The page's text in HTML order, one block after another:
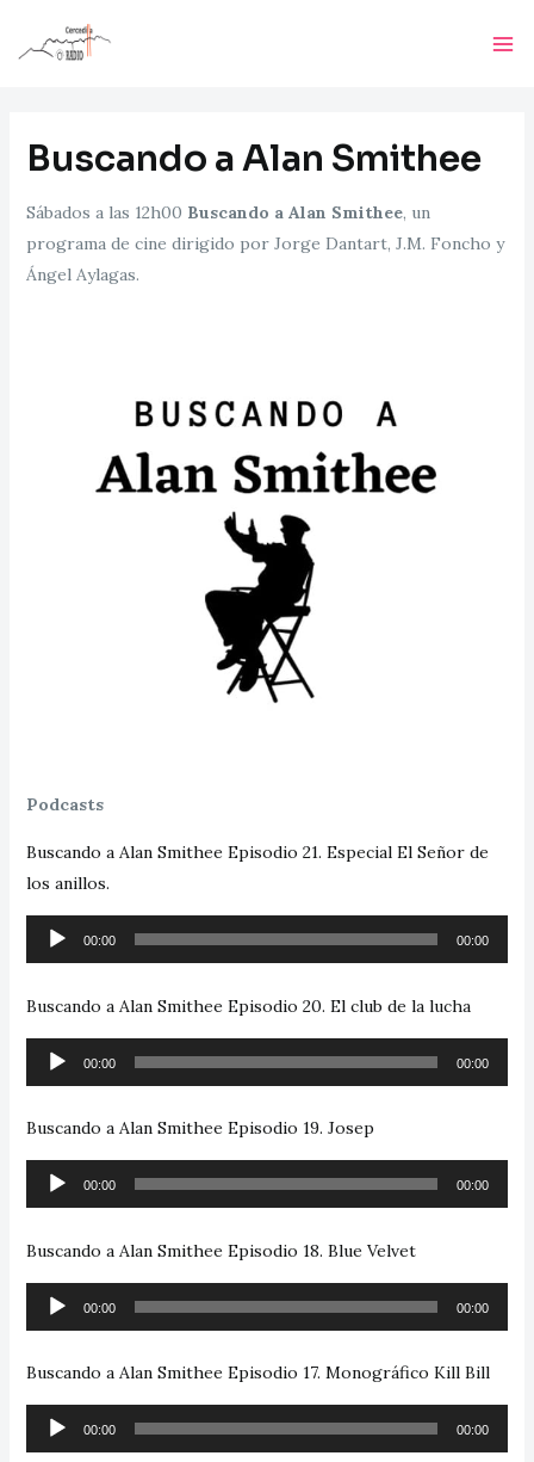
Buscando a Alan Smithee
Sábados a las 12h00 Buscando a Alan Smithee, un
programa de cine dirigido por Jorge Dantart, J.M. Foncho y
Ángel Aylagas.
Podcasts
Buscando a Alan Smithee Episodio 21. Especial El Señor de
los anillos.
Reproductor
de
00:00 00:00
Buscando a Alan Smithee Episodio 20. El club de la lucha
Reproductor
de
00:00 00:00
Buscando a Alan Smithee Episodio 19. Josep
Reproductor
de
00:00 00:00
Buscando a Alan Smithee Episodio 18. Blue Velvet
Reproductor
de
00:00 00:00
Buscando a Alan Smithee Episodio 17. Monográfico Kill Bill
Reproductor
de
00:00 00:00